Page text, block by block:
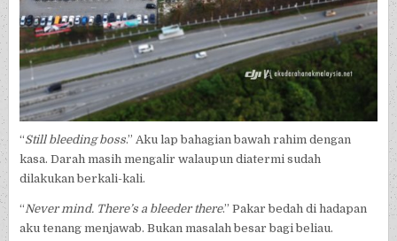
“Still bleeding boss.” Aku lap bahagian bawah rahim dengan
kasa. Darah masih mengalir walaupun diatermi sudah
dilakukan berkali-kali.
“ Never mind. There’s a bleeder there.” Pakar bedah di hadapan
aku tenang menjawab. Bukan masalah besar bagi beliau.